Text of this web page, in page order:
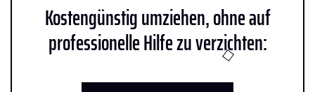
Kostengünstig umziehen, ohne auf
professionelle Hilfe zu verzichten: